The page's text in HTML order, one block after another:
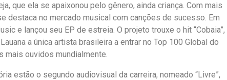
que ela se apaixonou pelo gênero, ainda criança. Com mais
destaca no mercado musical com canções de sucesso. Em
e lançou seu EP de estreia. O projeto trouxe o hit “Cobaia”,
a única artista brasileira a entrar no Top 100 Global do
mais ouvidos mundialmente.
estão o segundo audiovisual da carreira, nomeado “Livre”,